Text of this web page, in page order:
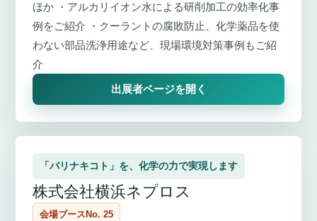
ほか ・アルカリイオン水による研削加工の効率化事
例をご紹介 ・クーラントの腐敗防止、化学薬品を使
わない部品洗浄用途など、現場環境対策事例もご紹
介
出展者ページを開く
「バリナキコト」を、化学の力で実現します
株式会社横浜ネプロス
会場ブースNo. 25